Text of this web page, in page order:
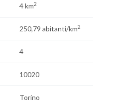
4 km2
250,79 abitanti/km2
4
10020
Torino